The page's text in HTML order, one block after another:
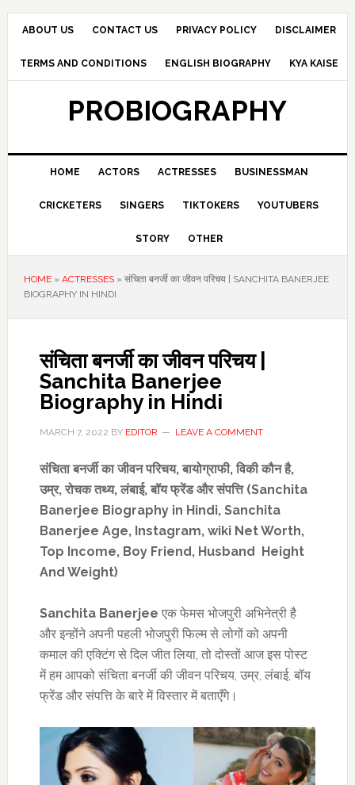
Skip
navigation
Skip
content
Skip
sidebar
ABOUT US CONTACT US PRIVACY POLICY DISCLAIMER
TERMS AND CONDITIONS ENGLISH BIOGRAPHY KYA KAISE
PROBIOGRAPHY
HOME ACTORS ACTRESSES BUSINESSMAN
CRICKETERS SINGERS TIKTOKERS YOUTUBERS
STORY OTHER
HOME» ACTRESSES» संचिता बनर्जी का जीवन परिचय | SANCHITA BANERJEE
BIOGRAPHY IN HINDI
संचिता बनर्जी का जीवन परिचय |
Sanchita Banerjee
Biography in Hindi
MARCH 7, 2022 BY EDITOR LEAVE A COMMENT
संचिता बनर्जी का जीवन परिचय,बायोग्राफी,विकी कौन है,
उम्र,रोचक तथ्य, लंबाई,बॉय फ्रेंड और संपत्ति (Sanchita
Banerjee Biography in Hindi, Sanchita
Banerjee Age, Instagram, wiki Net Worth,
Top Income, Boy Friend, Husband Height
And Weight)
Sanchita Banerjee एक फेमस भोजपुरी अभिनेत्री है
और इन्होंने अपनी पहली भोजपुरी फिल्म से लोगों को अपनी
कमाल की एक्टिंग से दिल जीत लिया, तो दोस्तों आज इस पोस्ट
में हम आपको संचिता बनर्जी की जीवन परिचय, उम्र, लंबाई, बॉय
फ्रेंड और संपत्ति के बारे में विस्तार में बताएँगे।